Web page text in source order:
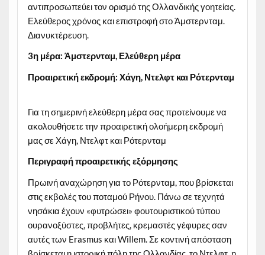
αντιπροσωπεύει τον ορισμό της Ολλανδικής γοητείας.
Ελεύθερος χρόνος και επιστροφή στο Άμστερνταμ.
Διανυκτέρευση.
3η μέρα: Άμστερνταμ, Ελεύθερη μέρα
Προαιρετική εκδρομή: Χάγη, Ντελφτ και Ρότερνταμ
Για τη σημερινή ελεύθερη μέρα σας προτείνουμε να
ακολουθήσετε την προαιρετική ολοήμερη εκδρομή
μας σε Χάγη, Ντελφτ και Ρότερνταμ
Περιγραφή προαιρετικής εξόρμησης
Πρωινή αναχώρηση για το Ρότερνταμ, που βρίσκεται
στις εκβολές του ποταμού Ρήνου. Πάνω σε τεχνητά
νησάκια έχουν «φυτρώσει» φουτουριστικού τύπου
ουρανοξύστες, προβλήτες, κρεμαστές γέφυρες σαν
αυτές των Erasmus και Willem. Σε κοντινή απόσταση